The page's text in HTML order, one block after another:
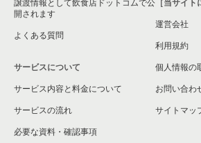
譲渡情報として飲食店ドットコムで公
開されます
よくある質問
サービスについて
サービス内容と料金について
サービスの流れ
必要な資料・確認事項
［当サイト
運営会社
利用規約
個人情報の
お問い合わ
サイトマッ